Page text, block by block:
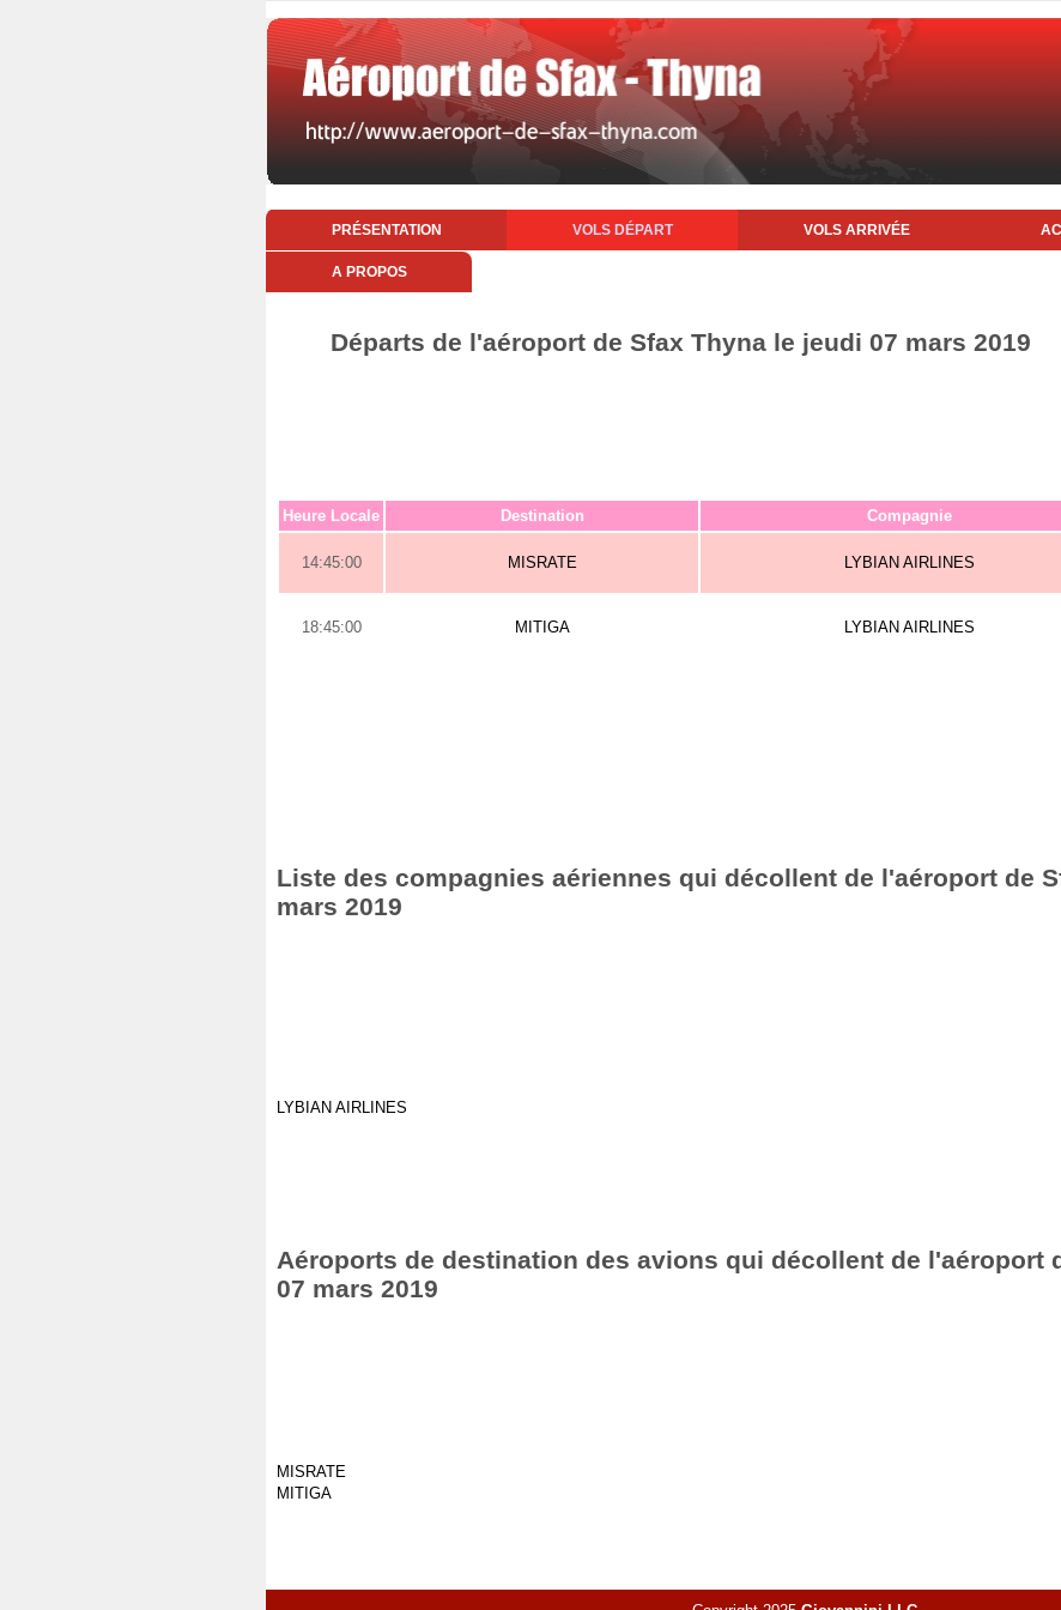
PRÉSENTATION VOLS DÉPART VOLS ARRIVÉE
A PROPOS
Départs de l'aéroport de Sfax Thyna le jeudi 07 mars 2019
Heure Locale Destination Compagnie
14:45:00 MISRATE LYBIAN AIRLINES
18:45:00 MITIGA LYBIAN AIRLINES
Liste des compagnies aériennes qui décollent de l'aéroport de
mars 2019
LYBIAN AIRLINES
Aéroports de destination des avions qui décollent de l'aéroport
07 mars 2019
MISRATE
MITIGA